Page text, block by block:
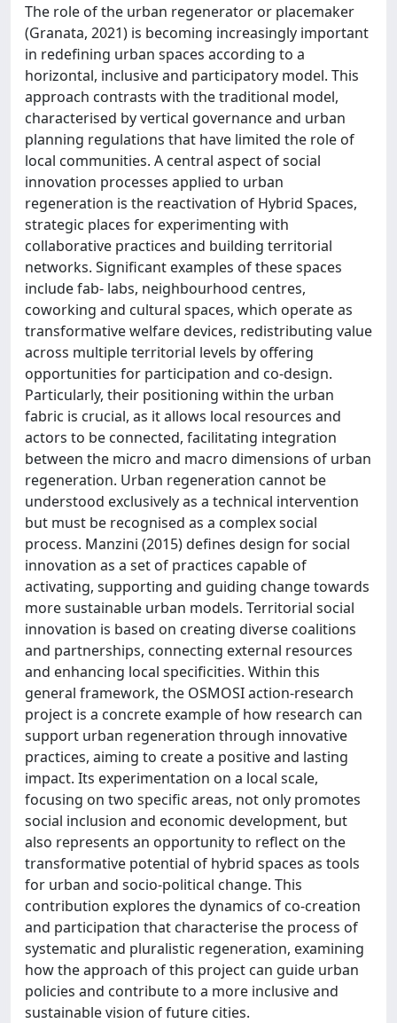
The role of the urban regenerator or placemaker
(Granata, 2021) is becoming increasingly important
in redefining urban spaces according to a
horizontal, inclusive and participatory model. This
approach contrasts with the traditional model,
characterised by vertical governance and urban
planning regulations that have limited the role of
local communities. A central aspect of social
innovation processes applied to urban
regeneration is the reactivation of Hybrid Spaces,
strategic places for experimenting with
collaborative practices and building territorial
networks. Significant examples of these spaces
include fab- labs, neighbourhood centres,
coworking and cultural spaces, which operate as
transformative welfare devices, redistributing value
across multiple territorial levels by offering
opportunities for participation and co-design.
Particularly, their positioning within the urban
fabric is crucial, as it allows local resources and
actors to be connected, facilitating integration
between the micro and macro dimensions of urban
regeneration. Urban regeneration cannot be
understood exclusively as a technical intervention
but must be recognised as a complex social
process. Manzini (2015) defines design for social
innovation as a set of practices capable of
activating, supporting and guiding change towards
more sustainable urban models. Territorial social
innovation is based on creating diverse coalitions
and partnerships, connecting external resources
and enhancing local specificities. Within this
general framework, the OSMOSI action-research
project is a concrete example of how research can
support urban regeneration through innovative
practices, aiming to create a positive and lasting
impact. Its experimentation on a local scale,
focusing on two specific areas, not only promotes
social inclusion and economic development, but
also represents an opportunity to reflect on the
transformative potential of hybrid spaces as tools
for urban and socio-political change. This
contribution explores the dynamics of co-creation
and participation that characterise the process of
systematic and pluralistic regeneration, examining
how the approach of this project can guide urban
policies and contribute to a more inclusive and
sustainable vision of future cities.